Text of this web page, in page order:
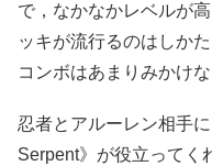
で，なかなかレベルが
ッキが流行るのはしか
コンボはあまりみかけ
忍者とアルーレン相手
Serpent》が役立ってく